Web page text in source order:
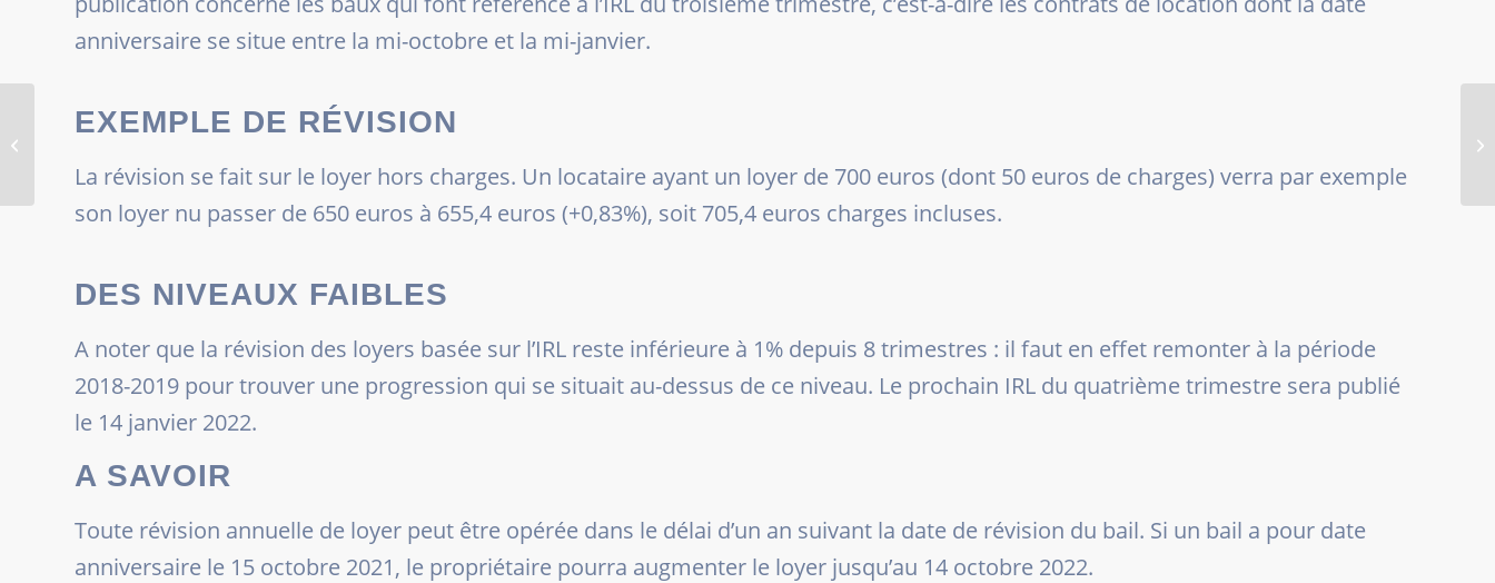
anniversaire se situe entre la mi-octobre et la mi-janvier.
EXEMPLE DE RÉVISION
La révision se fait sur le loyer hors charges. Un locataire ayant un loyer de 700 euros (dont 50 euros de charges) verra par exemple
son loyer nu passer de 650 euros à 655,4 euros (+0,83%), soit 705,4 euros charges incluses.
DES NIVEAUX FAIBLES
A noter que la révision des loyers basée sur l’IRL reste inférieure à 1% depuis 8 trimestres : il faut en effet remonter à la période
2018-2019 pour trouver une progression qui se situait au-dessus de ce niveau. Le prochain IRL du quatrième trimestre sera publié
le 14 janvier 2022.
A SAVOIR
Toute révision annuelle de loyer peut être opérée dans le délai d’un an suivant la date de révision du bail. Si un bail a pour date
anniversaire le 15 octobre 2021, le propriétaire pourra augmenter le loyer jusqu’au 14 octobre 2022.
Le futur Pinel+
maintient – sous
plein de réduction...